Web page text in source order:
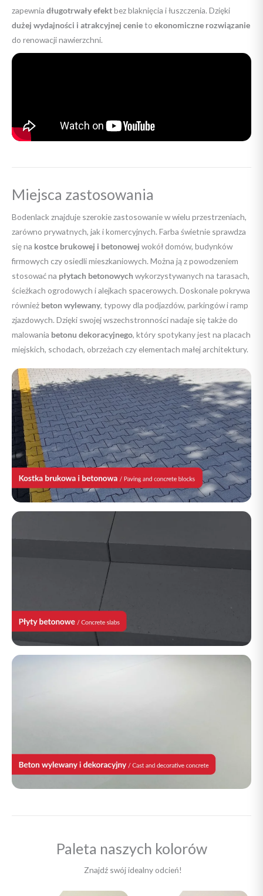
zapewnia długotrwały efektbez blaknięcia i łuszczenia. Dzięki
dużej wydajności i atrakcyjnej cenieto ekonomiczne rozwiązanie
do renowacji nawierzchni.
Miejsca zastosowania
Bodenlack znajduje szerokie zastosowanie w wielu przestrzeniach,
zarówno prywatnych, jak i komercyjnych. Farba świetnie sprawdza
się na kostce brukowej i betonowej wokół domów, budynków
firmowych czy osiedli mieszkaniowych. Można ją z powodzeniem
stosować na płytach betonowychwykorzystywanych na tarasach,
ścieżkach ogrodowych i alejkach spacerowych. Doskonale pokrywa
również beton wylewany, typowy dla podjazdów, parkingów i ramp
zjazdowych. Dzięki swojej wszechstronności nadaje się także do
malowania betonu dekoracyjnego, który spotykany jest na placach
miejskich, schodach, obrzeżach czy elementach małej architektury.
Paleta naszych kolorów
Znajdź swój idealny odcień!